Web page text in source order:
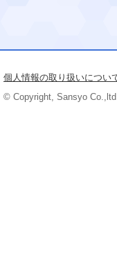
個人情報の取り扱いについ
© Copyright, Sansyo